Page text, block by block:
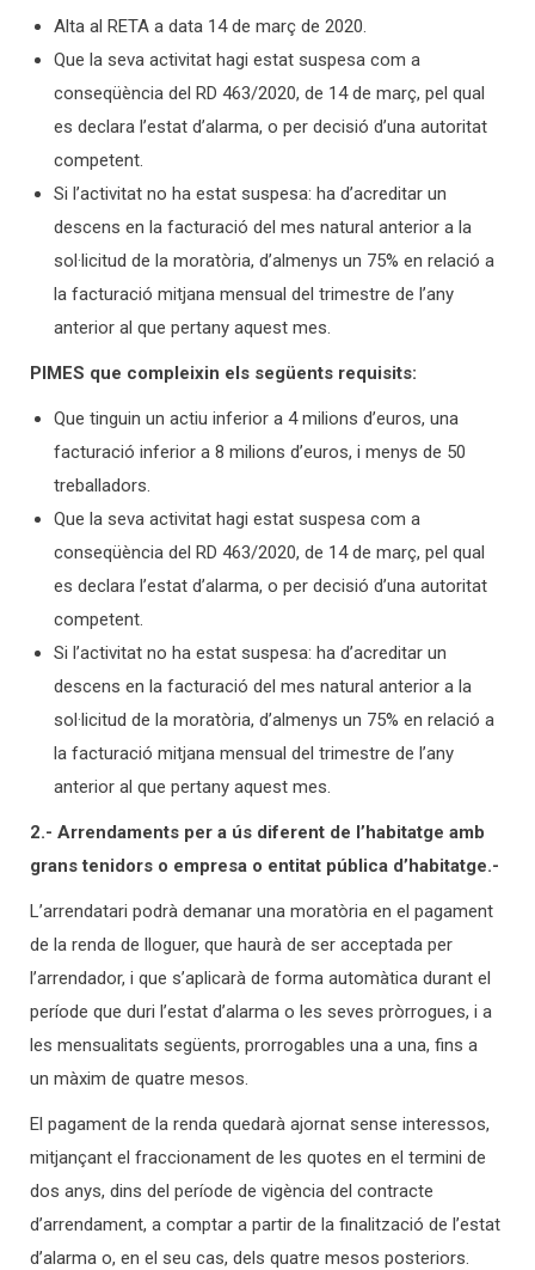
Alta al RETA a data 14 de març de 2020.
Que la seva activitat hagi estat suspesa com a
conseqüència del RD 463/2020, de 14 de març, pel qual
es declara l’estat d’alarma, o per decisió d’una autoritat
competent.
Si l’activitat no ha estat suspesa: ha d’acreditar un
descens en la facturació del mes natural anterior a la
sol·licitud de la moratòria, d’almenys un 75% en relació a
la facturació mitjana mensual del trimestre de l’any
anterior al que pertany aquest mes.
PIMES que compleixin els següents requisits:
Que tinguin un actiu inferior a 4 milions d’euros, una
facturació inferior a 8 milions d’euros, i menys de 50
treballadors.
Que la seva activitat hagi estat suspesa com a
conseqüència del RD 463/2020, de 14 de març, pel qual
es declara l’estat d’alarma, o per decisió d’una autoritat
competent.
Si l’activitat no ha estat suspesa: ha d’acreditar un
descens en la facturació del mes natural anterior a la
sol·licitud de la moratòria, d’almenys un 75% en relació a
la facturació mitjana mensual del trimestre de l’any
anterior al que pertany aquest mes.
2.- Arrendaments per a ús diferent de l’habitatge amb
grans tenidors o empresa o entitat pública d’habitatge.-
L’arrendatari podrà demanar una moratòria en el pagament
de la renda de lloguer, que haurà de ser acceptada per
l’arrendador, i que s’aplicarà de forma automàtica durant el
període que duri l’estat d’alarma o les seves pròrrogues, i a
les mensualitats següents, prorrogables una a una, fins a
un màxim de quatre mesos.
El pagament de la renda quedarà ajornat sense interessos,
mitjançant el fraccionament de les quotes en el termini de
dos anys, dins del període de vigència del contracte
d’arrendament, a comptar a partir de la finalització de l’estat
d’alarma o, en el seu cas, dels quatre mesos posteriors.